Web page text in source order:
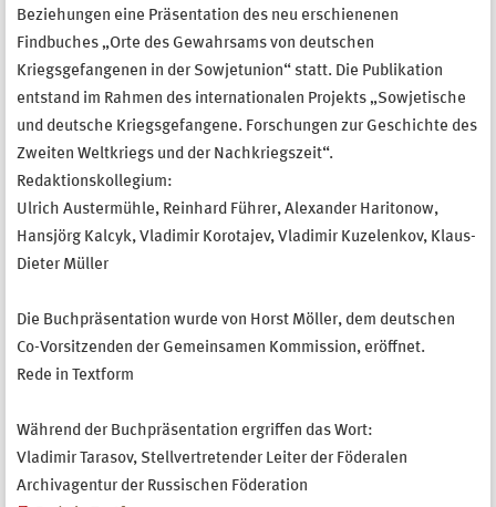
Beziehungen eine Präsentation des neu erschienenen
Findbuches „Orte des Gewahrsams von deutschen
Kriegsgefangenen in der Sowjetunion“ statt. Die Publikation
entstand im Rahmen des internationalen Projekts „Sowjetische
und deutsche Kriegsgefangene. Forschungen zur Geschichte des
Zweiten Weltkriegs und der Nachkriegszeit“.
Redaktionskollegium:
Ulrich Austermühle, Reinhard Führer, Alexander Haritonow,
Hansjörg Kalcyk, Vladimir Korotajev, Vladimir Kuzelenkov, Klaus-
Dieter Müller
Die Buchpräsentation wurde von Horst Möller, dem deutschen
Co-Vorsitzenden der Gemeinsamen Kommission, eröffnet.
Rede in Textform
Während der Buchpräsentation ergriffen das Wort:
Vladimir Tarasov, Stellvertretender Leiter der Föderalen
Archivagentur der Russischen Föderation